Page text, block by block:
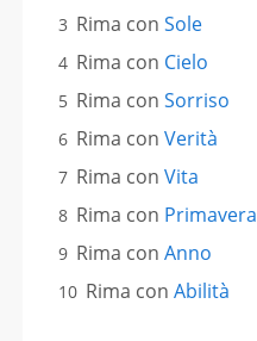
Rima con Sole
Rima con Cielo
Rima con Sorriso
Rima con Verità
Rima con Vita
Rima con Primavera
Rima con Anno
Rima con Abilità